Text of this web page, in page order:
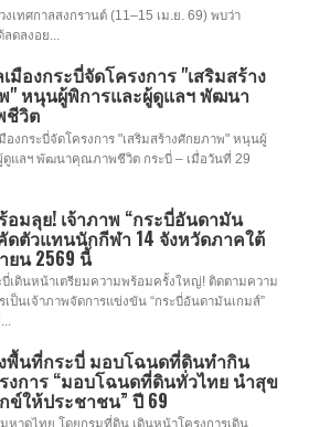
งเทศกาลสงกรานต์ (11–15 เม.ย. 69) พบว่า
ดลงอย...
มืองกระบี่จัดโครงการ "เสริมสร้าง
" หนุนผู้พิการและผู้ดูแลฯ พัฒนา
วิต
องกระบี่จัดโครงการ "เสริมสร้างศักยภาพ" หนุนผู้
ดูแลฯ พัฒนาคุณภาพชีวิต กระบี่ – เมื่อวันที่ 29
อมลุย! เจ้าภาพ “กระบี่อันดามัน
ดตัวแทนนักกีฬา 14 จังหวัดภาคใต้
ยน 2569 นี้
บี่เดินหน้าเตรียมความพร้อมครั้งใหญ่! ติดตามความ
เป็นเจ้าภาพจัดการแข่งขัน “กระบี่อันดามันเกมส์”
พื้นที่กระบี่ มอบโฉนดที่ดินทำกิน
งการ “มอบโฉนดที่ดินทั่วไทย นำสุข
ข์ให้ประชาชน” ปี 69
หาดไทย โดยกรมที่ดิน เดินหน้าโครงการเดิน